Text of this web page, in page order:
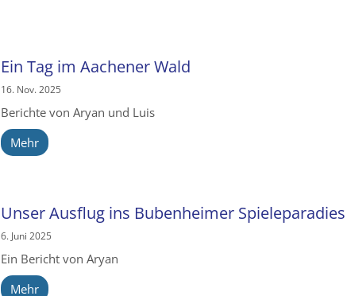
Ein Tag im Aachener Wald
16. Nov. 2025
Berichte von Aryan und Luis
Mehr
Unser Ausflug ins Bubenheimer Spieleparadies
6. Juni 2025
Ein Bericht von Aryan
Mehr